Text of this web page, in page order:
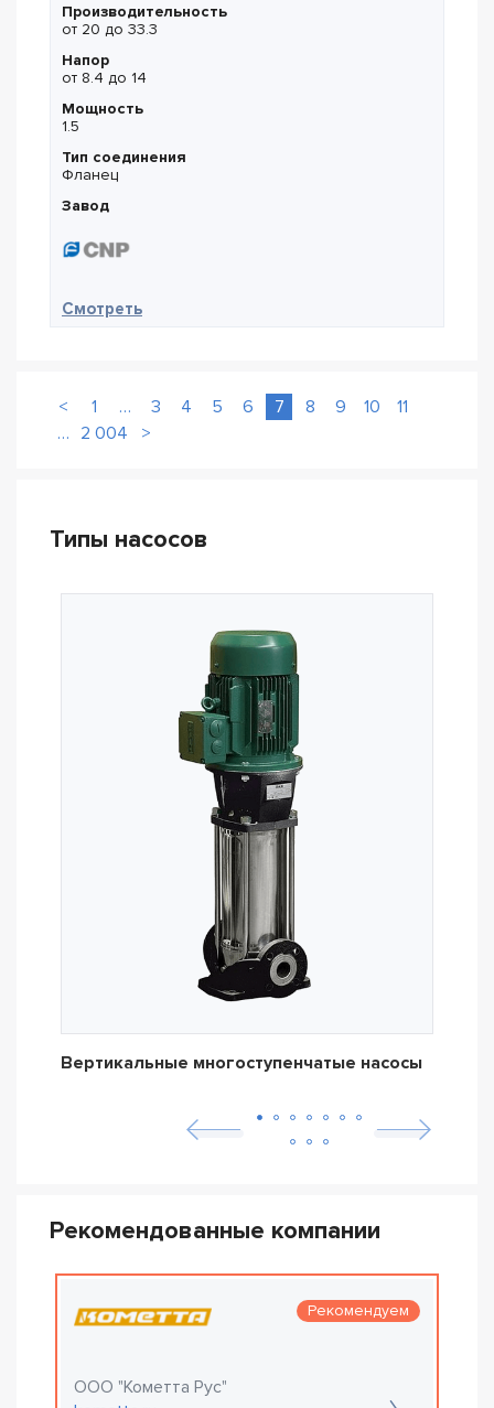
Производительность
от 20 до 33.3
Напор
от 8.4 до 14
Мощность
1.5
Тип соединения
Фланец
Завод
Смотреть— CNP NISO 80-65-160-1.5
< 1 … 3 4 5 6 7 8 9 10
11
… 2 004 >
Типы насосов
Вертикальные многоступенчатые насосы
Рекомендованные компании
Рекомендуем
ООО "Кометта Рус"